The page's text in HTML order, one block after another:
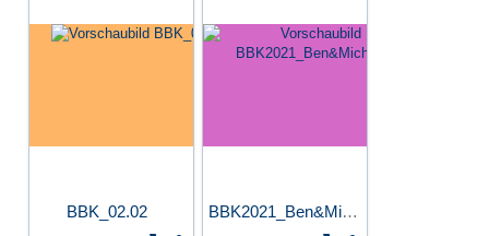
BBK_02.02 BBK2021_Ben&Michael